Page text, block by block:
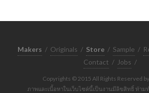
Makers / Originals / Store / Sample /
Contact / Jobs /
Copyrights © 2015 All Rights Reserved
ภาพและเนื้อหาในเว็บไซต์นี้เป็นงานมีลิขสิทธิ์ ห้า